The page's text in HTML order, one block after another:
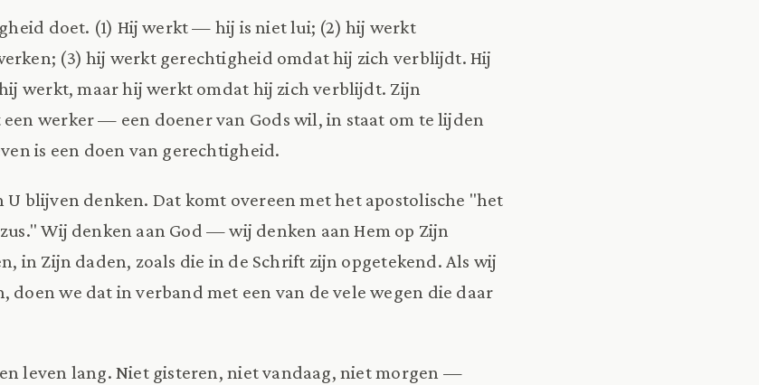
doet. (1) Hij werkt — hij is niet lui; (2) hij werkt
(3) hij werkt gerechtigheid omdat hij zich verblijdt. Hij
werkt, maar hij werkt omdat hij zich verblijdt. Zijn
werker — een doener van Gods wil, in staat om te lijden
is een doen van gerechtigheid.
U blijven denken. Dat komt overeen met het apostolische "het
Wij denken aan God — wij denken aan Hem op Zijn
in Zijn daden, zoals die in de Schrift zijn opgetekend. Als wij
doen we dat in verband met een van de vele wegen die daar
leven lang. Niet gisteren, niet vandaag, niet morgen —